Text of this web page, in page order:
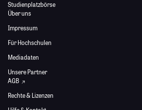
Studienplatzbörse
Über uns
Impressum
Für Hochschulen
Mediadaten
Unsere Partner
AGB
Rechte & Lizenzen